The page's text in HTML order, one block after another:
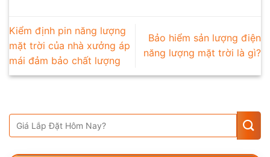
Kiểm định pin năng lượng
mặt trời của nhà xưởng áp
mái đảm bảo chất lượng
Bảo hiểm sản lượng điện
năng lượng mặt trời là gì?